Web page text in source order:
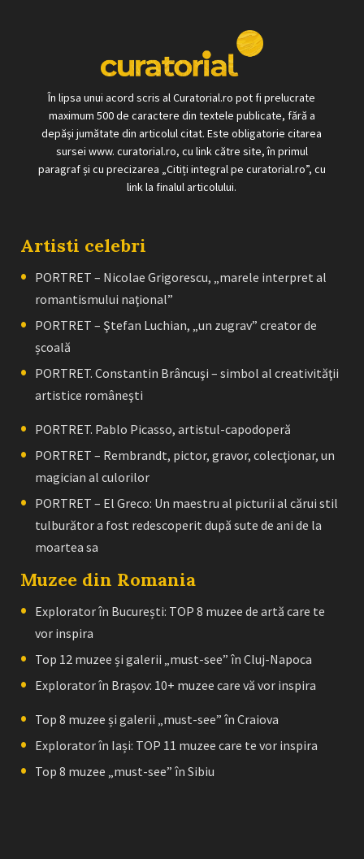
În lipsa unui acord scris al Curatorial.ro pot fi prelucrate
maximum 500 de caractere din textele publicate, fără a
depăși jumătate din articolul citat. Este obligatorie citarea
sursei www. curatorial.ro, cu link către site, în primul
paragraf și cu precizarea „Citiți integral pe curatorial.ro”, cu
link la finalul articolului.
Artisti celebri
PORTRET – Nicolae Grigorescu, „marele interpret al
romantismului naţional”
PORTRET – Ştefan Luchian, „un zugrav” creator de
școală
PORTRET. Constantin Brâncuşi – simbol al creativităţii
artistice româneşti
PORTRET. Pablo Picasso, artistul-capodoperă
PORTRET – Rembrandt, pictor, gravor, colecţionar, un
magician al culorilor
PORTRET – El Greco: Un maestru al picturii al cărui stil
tulburător a fost redescoperit după sute de ani de la
moartea sa
Muzee din Romania
Explorator în București: TOP 8 muzee de artă care te
vor inspira
Top 12 muzee și galerii „must-see” în Cluj-Napoca
Explorator în Brașov: 10+ muzee care vă vor inspira
Top 8 muzee și galerii „must-see” în Craiova
Explorator în Iași: TOP 11 muzee care te vor inspira
Top 8 muzee „must-see” în Sibiu